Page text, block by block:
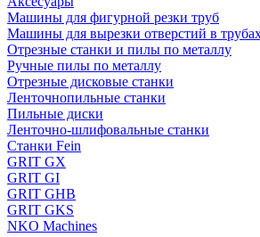
Машины для фигурной резки труб
Машины для вырезки отверстий в
Отрезные станки и пилы по металлу
Ручные пилы по металлу
Отрезные дисковые станки
Ленточнопильные станки
Пильные диски
Ленточно-шлифовальные станки
Станки Fein
GRIT GX
GRIT GI
GRIT GHB
GRIT GKS
NKO Machines